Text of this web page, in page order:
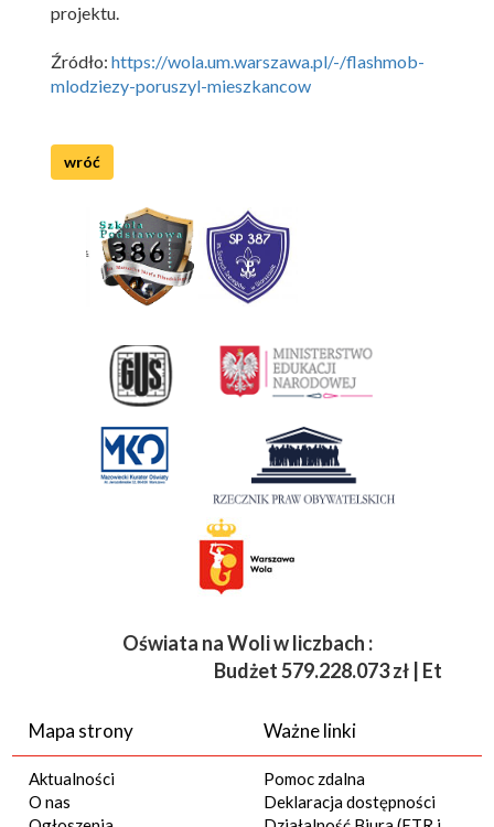
projektu.
Źródło:https://wola.um.warszawa.pl/-/flashmob-
mlodziezy-poruszyl-mieszkancow
wróć
Oświata na Woli w liczbach :
Budżet579.228.073 zł | Etaty 3
Mapa strony Ważne linki
Aktualności
O nas
Pomoc zdalna
Deklaracja dostępności